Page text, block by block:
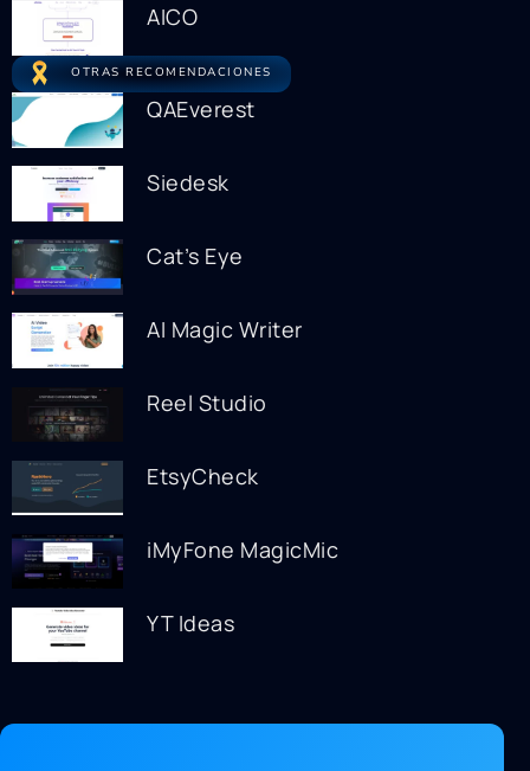
AICO
OTRAS RECOMENDACIONES
QAEverest
Siedesk
Cat’s Eye
AI Magic Writer
Reel Studio
EtsyCheck
iMyFone MagicMic
YT Ideas